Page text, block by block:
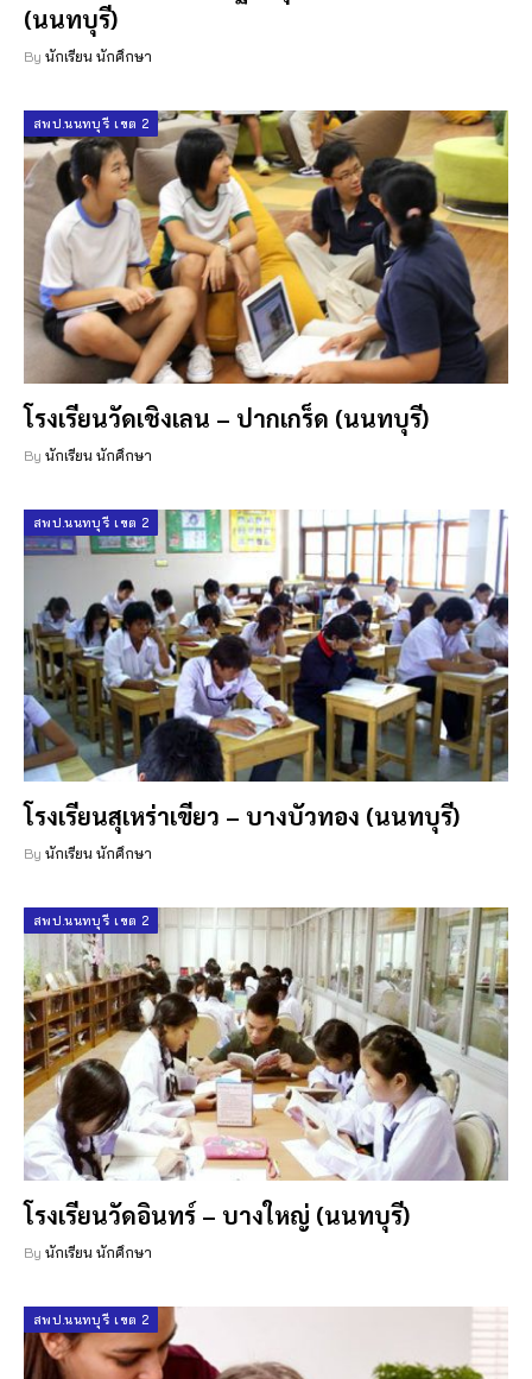
(นนทบุรี)
By นักเรียน นักศึกษา
สพป.นนทบุรี เขต 2
โรงเรียนวัดเชิงเลน – ปากเกร็ด (นนทบุรี)
By นักเรียน นักศึกษา
สพป.นนทบุรี เขต 2
โรงเรียนสุเหร่าเขียว – บางบัวทอง (นนทบุรี)
By นักเรียน นักศึกษา
สพป.นนทบุรี เขต 2
โรงเรียนวัดอินทร์ – บางใหญ่ (นนทบุรี)
By นักเรียน นักศึกษา
สพป.นนทบุรี เขต 2